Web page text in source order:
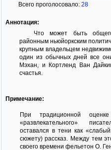
Всего проголосовало: 28
Аннотация:
Что может быть
районным ньюйоркским
крупным владельцем
один из обычных дней все
Мэхан, и Кортленд Ван
счастья.
Примечание:
При традиционной
«развлекательного»
оставался в тени как
сюжету) рассказ. Между тем
своего времени фельетон О.